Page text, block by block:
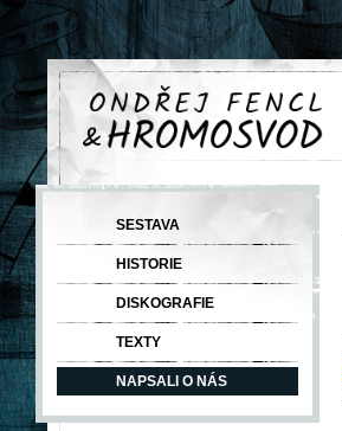
SESTAVA
HISTORIE
DISKOGRAFIE
TEXTY
NAPSALI O NÁS